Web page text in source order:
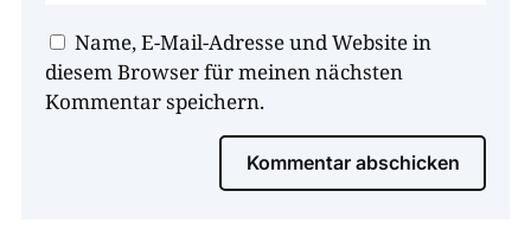
Name, E-Mail-Adresse und Website in
diesem Browser für meinen nächsten
Kommentar speichern.
Kommentar abschicken